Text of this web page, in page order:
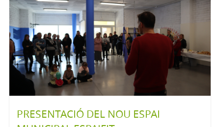
PRESENTACIÓ DEL NOU ESPAI